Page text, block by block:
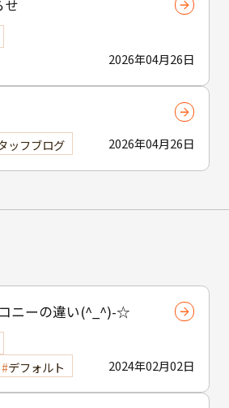
せ
2026年04月26日
2026年04月26日
ッフブログ
ニーの違い(^_^)-☆
2024年02月02日
デフォルト